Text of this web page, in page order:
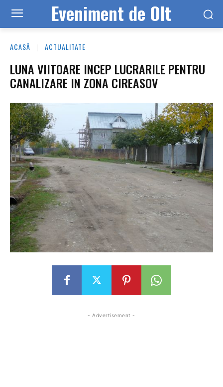
Eveniment de Olt
ACASĂ ACTUALITATE
LUNA VIITOARE INCEP LUCRARILE PENTRU
CANALIZARE IN ZONA CIREASOV
- Advertisement -